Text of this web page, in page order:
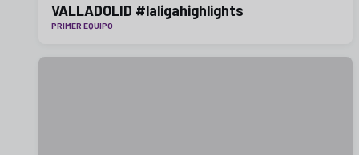
VALLADOLID #laligahighlights
PRIMER EQUIPO